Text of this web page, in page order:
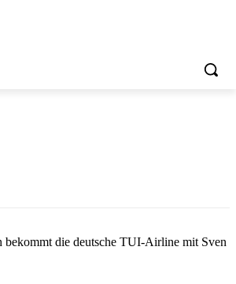
bekommt die deutsche TUI-Airline mit Sven